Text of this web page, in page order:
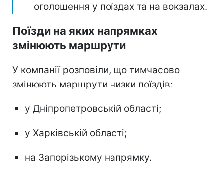
оголошення у поїздах та на вокзалах.
Поїзди на яких напрямках
змінюють маршрути
У компанії розповіли, що тимчасово
змінюють маршрути низки поїздів:
у Дніпропетровській області;
у Харківській області;
на Запорізькому напрямку.